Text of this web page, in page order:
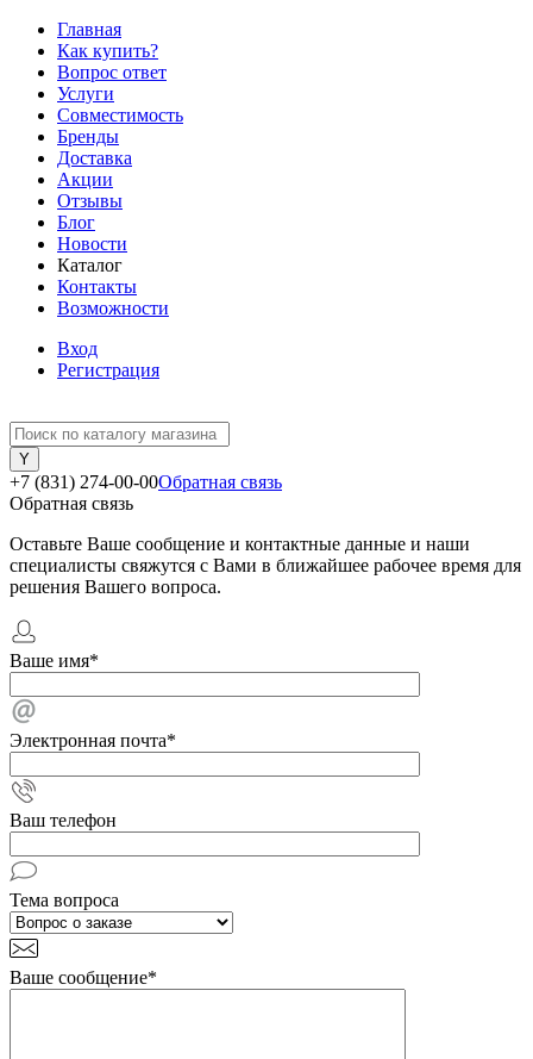
Главная
Как купить?
Вопрос ответ
Услуги
Совместимость
Бренды
Доставка
Акции
Отзывы
Блог
Новости
Каталог
Контакты
Возможности
Вход
Регистрация
+7 (831) 274-00-00Обратная связь
Обратная связь
Оставьте Ваше сообщение и контактные данные и наши
специалисты свяжутся с Вами в ближайшее рабочее время для
решения Вашего вопроса.
Ваше имя*
Электронная почта*
Ваш телефон
Тема вопроса
Ваше сообщение*